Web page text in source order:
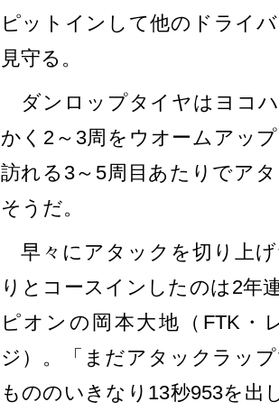
ピットインして他のドライ
見守る。
ダンロップタイヤはヨコ
かく2～3周をウオームアッ
訪れる3～5周目あたりでア
そうだ。
早々にアタックを切り上
りとコースインしたのは2年
ピオンの岡本大地（FTK・
ジ）。「まだアタックラッ
もののいきなり13秒953を出